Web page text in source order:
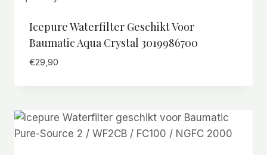
Icepure Waterfilter Geschikt Voor
Baumatic Aqua Crystal 3019986700
€29,90